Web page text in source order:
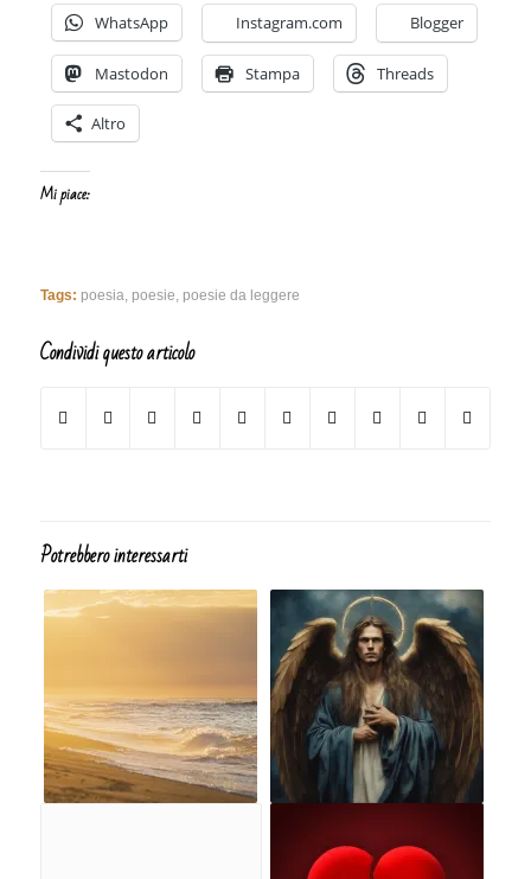
WhatsApp Instagram.com Blogger
Mastodon Stampa Threads
Altro
Mi piace:
Tags: poesia poesie poesie da leggere
Condividi questo articolo
Potrebbero interessarti